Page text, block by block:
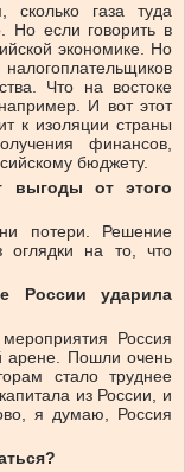
газа туда
Но если говорить в
экономике. Но
Что на востоке
И вот этот
к изоляции страны
финансов,
бюджету.
выгоды от этого
потери. Решение
оглядки на то, что
России ударила
Россия
арене. Пошли очень
стало труднее
из России, и
я думаю, Россия